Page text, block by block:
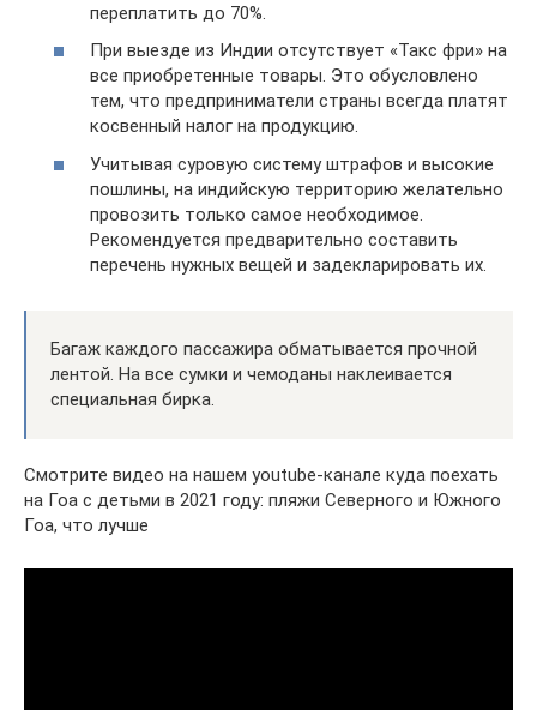
переплатить до 70%.
При выезде из Индии отсутствует «Такс фри» на
все приобретенные товары. Это обусловлено
тем, что предприниматели страны всегда платят
косвенный налог на продукцию.
Учитывая суровую систему штрафов и высокие
пошлины, на индийскую территорию желательно
провозить только самое необходимое.
Рекомендуется предварительно составить
перечень нужных вещей и задекларировать их.
Багаж каждого пассажира обматывается прочной
лентой. На все сумки и чемоданы наклеивается
специальная бирка.
Смотрите видео на нашем youtube-канале куда поехать
на Гоа с детьми в 2021 году: пляжи Северного и Южного
Гоа, что лучше